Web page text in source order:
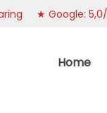
★ Google:
Home